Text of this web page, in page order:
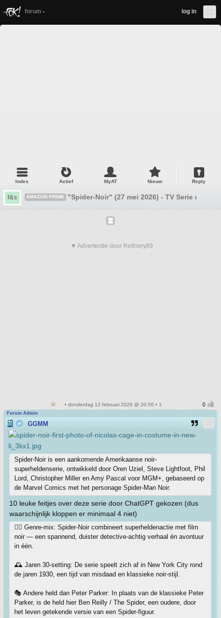
forum log in
Index Actief MyAT Nieuw Reply
f&s AMAZON PRIME "Spider-Noir" (27 mei 2026) - TV Serie met
▼ Advertentie door Refinery89
• donderdag 12 februari 2026 @ 20:56 • 1
Forum Admin
GGMM
Spider-Noir is een aankomende Amerikaanse noir-
superheldenserie, ontwikkeld door Oren Uziel, Steve Lightfoot, Phil
Lord, Christopher Miller en Amy Pascal voor MGM+, gebaseerd op
de Marvel Comics met het personage Spider-Man Noir.
10 leuke feitjes over deze serie door ChatGPT gekozen (dus
waarschijnlijk kloppen er minimaal 4 niet)
🕵️‍♂️ Genre-mix: Spider-Noir combineert superheldenactie met film
noir — een spannend, duister detective-achtig verhaal én avontuur
in één.
🕰️ Jaren 30-setting: De serie speelt zich af in New York City rond
de jaren 1930, een tijd van misdaad en klassieke noir-stijl.
🎭 Andere held dan Peter Parker: In plaats van de klassieke Peter
Parker, is de held hier Ben Reilly / The Spider, een oudere, door
het leven getekende versie van een Spider-figuur.